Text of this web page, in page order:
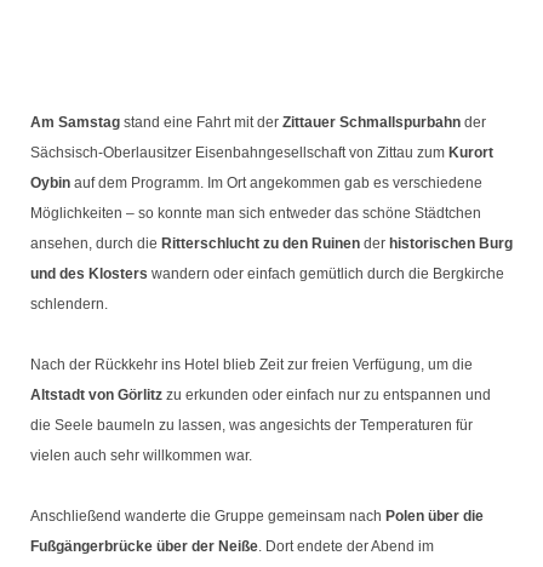
Am Samstag stand eine Fahrt mit der Zittauer Schmallspurbahn der
Sächsisch-Oberlausitzer Eisenbahngesellschaft von Zittau zum Kurort
Oybin auf dem Programm. Im Ort angekommen gab es verschiedene
Möglichkeiten – so konnte man sich entweder das schöne Städtchen
ansehen, durch die Ritterschlucht zu den Ruinen der historischen Burg
und des Klosters wandern oder einfach gemütlich durch die Bergkirche
schlendern.
Nach der Rückkehr ins Hotel blieb Zeit zur freien Verfügung, um die
Altstadt von Görlitz zu erkunden oder einfach nur zu entspannen und
die Seele baumeln zu lassen, was angesichts der Temperaturen für
vielen auch sehr willkommen war.
Anschließend wanderte die Gruppe gemeinsam nach Polen über die
Fußgängerbrücke über der Neiße. Dort endete der Abend im